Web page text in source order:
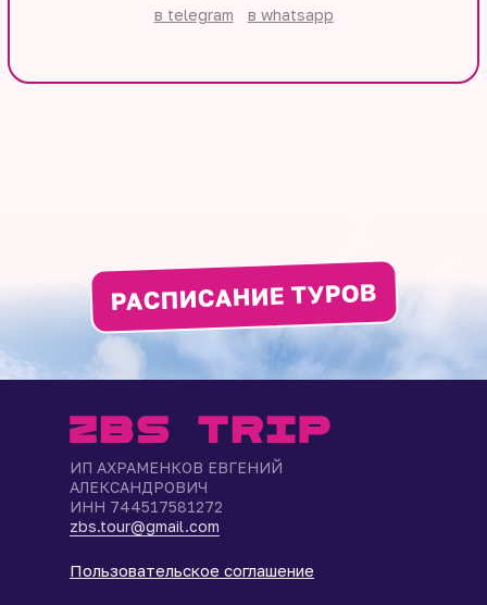
в whatsapp
в telegram
РАСПИСАНИЕ ТУРОВ
Пользовательское соглашение
ИП АХРАМЕНКОВ ЕВГЕНИЙ
АЛЕКСАНДРОВИЧ
ИНН 744517581272
zbs.tour@gmail.com